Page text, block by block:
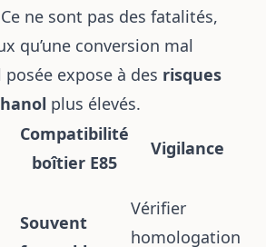
ne sont pas des fatalités,
qu’une conversion mal
expose à des risques
plus élevés.
Compatibilité
boîtier E85
Vigilance
Souvent
Vérifier
homologation